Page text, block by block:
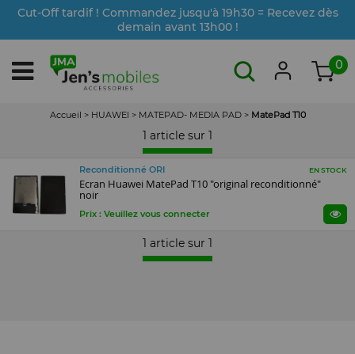
Cut-Off tardif ! Commandez jusqu'à 19h30 = Recevez dès
demain avant 13h00 !
0
Accueil > HUAWEI > MATEPAD- MEDIA PAD > MatePad T10
1 article sur 1
Reconditionné ORI EN STOCK
Ecran Huawei MatePad T10 "original reconditionné"
noir
Prix : Veuillez vous connecter
1 article sur 1